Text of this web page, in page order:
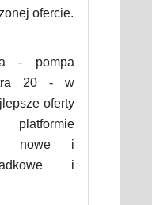
ofercie.
- pompa
20 - w
oferty
nowe i
i